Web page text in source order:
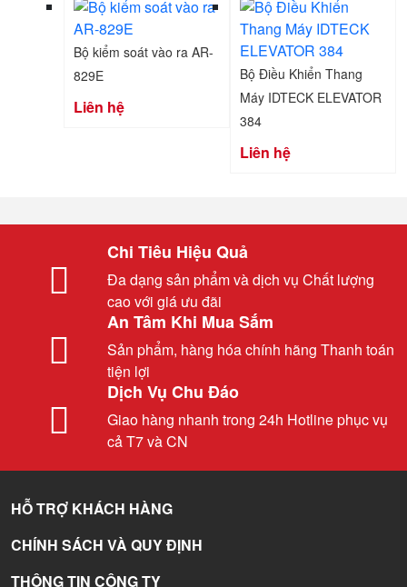
Bộ kiểm soát vào ra AR-
829E
Liên hệ
Bộ Điều Khiển Thang
Máy IDTECK ELEVATOR
384
Liên hệ
Chi Tiêu Hiệu Quả
Đa dạng sản phẩm và dịch vụ Chất lượng
cao với giá ưu đãi
An Tâm Khi Mua Sắm
Sản phẩm, hàng hóa chính hãng Thanh toán
tiện lợi
Dịch Vụ Chu Đáo
Giao hàng nhanh trong 24h Hotline phục vụ
cả T7 và CN
HỖ TRỢ KHÁCH HÀNG
CHÍNH SÁCH VÀ QUY ĐỊNH
THÔNG TIN CÔNG TY